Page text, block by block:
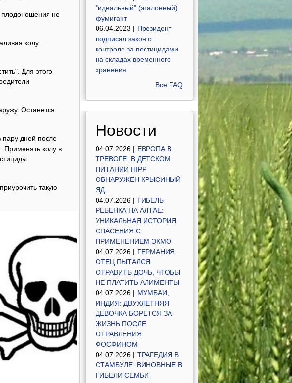
плодоношения не
колу
Для этого
Останется
пару дней после
Применять колу в
такую
"идеальный" (эталонный)
фумигант
06.04.2023 | Президент
подписал закон о
контроле за пестицидами
на складах временного
хранения
Все FAQ
Новости
04.07.2026 | ЕВРОПА В
ТРЕВОГЕ: В ДЕТСКОМ
ПИТАНИИ HIPP
ОБНАРУЖЕН КРЫСИНЫЙ
ЯД
04.07.2026 | ГИБЕЛЬ
РЕБЕНКА НА АЛТАЕ:
УНИКАЛЬНАЯ ИСТОРИЯ
СПАСЕНИЯ С
ПРИМЕНЕНИЕМ ЭКМО
04.07.2026 | ГЕРМАНИЯ:
ОТЕЦ ПЫТАЛСЯ
ОТРАВИТЬ ДОЧЬ, ЧТОБЫ
НЕ ПЛАТИТЬ АЛИМЕНТЫ
04.07.2026 | МУМБАИ,
ИНДИЯ: ДВУХЛЕТНЯЯ
ДЕВОЧКА БОРЕТСЯ ЗА
ЖИЗНЬ ПОСЛЕ
ОТРАВЛЕНИЯ
ФОСФИНОМ
04.07.2026 | ТРАГЕДИЯ В
СТАМБУЛЕ: ВИНОВНЫЕ В
ГИБЕЛИ СЕМЬИ